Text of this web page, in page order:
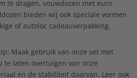
te dragen, vouwdozen met euro
bieden wij ook speciale vormen
of autoloc cadeauverpakking.
Maak gebruik van onze set met
te laten overtuigen van onze
en de stabiliteit daarvan. Leer ook